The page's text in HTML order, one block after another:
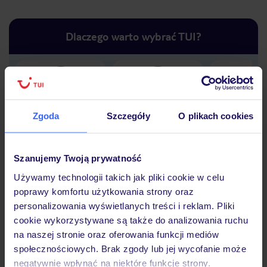
Zgoda Szczegóły O plikach cookies
Szanujemy Twoją prywatność
Używamy technologii takich jak pliki cookie w celu
poprawy komfortu użytkowania strony oraz
personalizowania wyświetlanych treści i reklam. Pliki
cookie wykorzystywane są także do analizowania ruchu
na naszej stronie oraz oferowania funkcji mediów
społecznościowych. Brak zgody lub jej wycofanie może
negatywnie wpłynąć na niektóre funkcje strony.
Dlaczego warto wybrać TUI?
Lider niskich cen
Największe biuro
podróży w Polsce
30 lat w
Hotel
Opinie